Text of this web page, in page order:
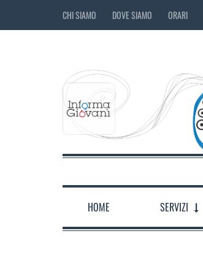
CHI SIAMO DOVE SIAMO ORARI
HOME SERVIZI